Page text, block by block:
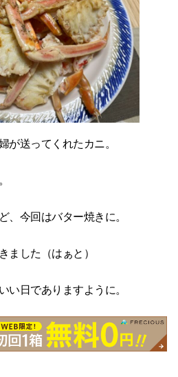
が送ってくれたカニ。
、今回はバター焼きに。
ました（はぁと）
い日でありますように。